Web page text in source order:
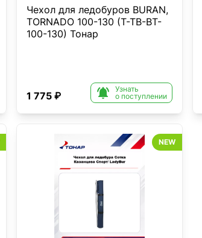
Чехол для ледобуров BURAN,
TORNADO 100-130 (T-TB-BT-
100-130) Тонар
1 775 ₽ 
Узнать
о поступлении
NEW